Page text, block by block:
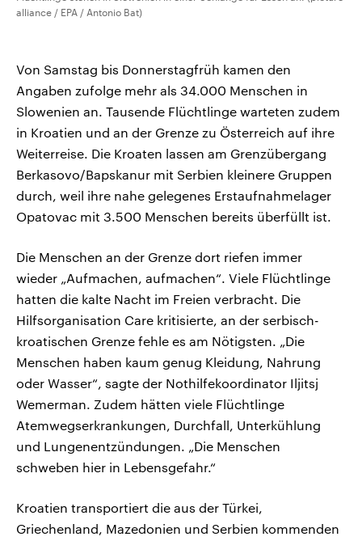
alliance / EPA / Antonio Bat)
Von Samstag bis Donnerstagfrüh kamen den
Angaben zufolge mehr als 34.000 Menschen in
Slowenien an. Tausende Flüchtlinge warteten zudem
in Kroatien und an der Grenze zu Österreich auf ihre
Weiterreise. Die Kroaten lassen am Grenzübergang
Berkasovo/Bapskanur mit Serbien kleinere Gruppen
durch, weil ihre nahe gelegenes Erstaufnahmelager
Opatovac mit 3.500 Menschen bereits überfüllt ist.
Die Menschen an der Grenze dort riefen immer
wieder „Aufmachen, aufmachen“. Viele Flüchtlinge
hatten die kalte Nacht im Freien verbracht. Die
Hilfsorganisation Care kritisierte, an der serbisch-
kroatischen Grenze fehle es am Nötigsten. „Die
Menschen haben kaum genug Kleidung, Nahrung
oder Wasser“, sagte der Nothilfekoordinator Iljitsj
Wemerman. Zudem hätten viele Flüchtlinge
Atemwegserkrankungen, Durchfall, Unterkühlung
und Lungenentzündungen. „Die Menschen
schweben hier in Lebensgefahr.“
Kroatien transportiert die aus der Türkei,
Griechenland, Mazedonien und Serbien kommenden